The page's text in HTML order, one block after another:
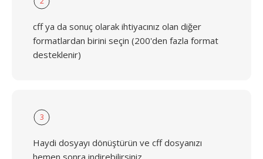
cff ya da sonuç olarak ihtiyacınız olan diğer
formatlardan birini seçin (200'den fazla format
desteklenir)
3
Haydi dosyayı dönüştürün ve cff dosyanızı
hemen sonra indirebilirsiniz